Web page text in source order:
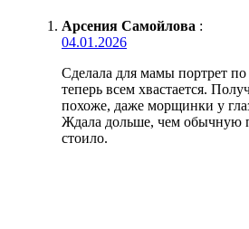
Арсения Самойлова :
04.01.2026
Сделала для мамы портрет
теперь всем хвастается.
похоже, даже морщинки у
Ждала дольше, чем обычную
стоило.